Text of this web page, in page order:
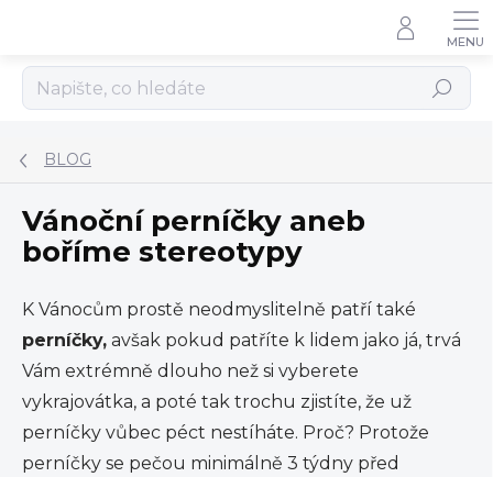
Hledat
BLOG
Vánoční perníčky aneb
boříme stereotypy
K Vánocům prostě neodmyslitelně patří také
perníčky, avšak pokud patříte k lidem jako já, trvá
Vám extrémně dlouho než si vyberete
vykrajovátka, a poté tak trochu zjistíte, že už
perníčky vůbec péct nestíháte. Proč? Protože
perníčky se pečou minimálně 3 týdny před